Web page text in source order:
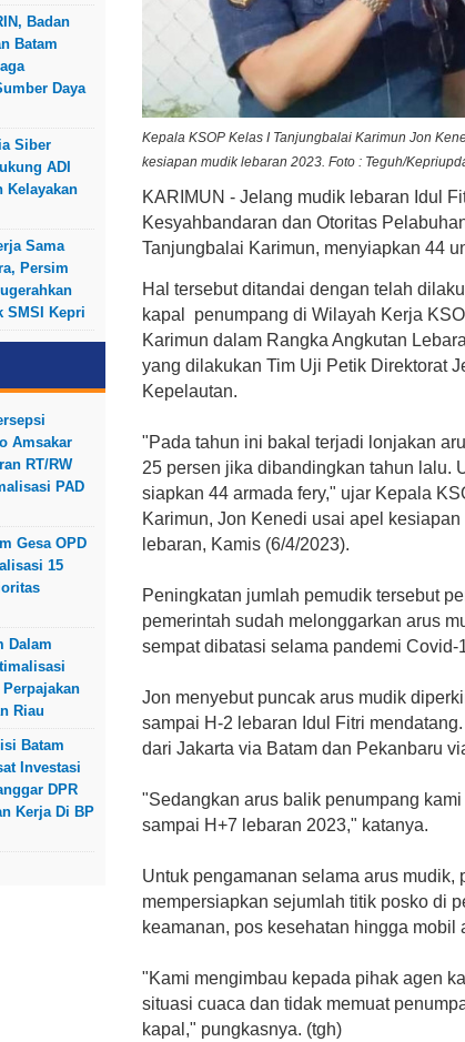
Badan
Batam
Daya
Siber
ADI
Kelayakan
Sama
Persim
SMSI Kepri
Amsakar
RT/RW
PAD
Gesa OPD
15
Dalam
Riau
Batam
Investasi
DPR
Kerja Di BP
Kepala KSOP Kelas I Tanjungbalai Karimun Jon
kesiapan mudik lebaran 2023. Foto : Teguh/
KARIMUN - Jelang mudik lebaran Idul
Kesyahbandaran dan Otoritas
Tanjungbalai Karimun, menyiapkan 44
Hal tersebut ditandai dengan telah
kapal penumpang di Wilayah Kerja
Karimun dalam Rangka Angkutan
yang dilakukan Tim Uji Petik Direktorat
Kepelautan.
"Pada tahun ini bakal terjadi lonjakan
25 persen jika dibandingkan tahun lalu.
siapkan 44 armada fery," ujar Kepala
Karimun, Jon Kenedi usai apel
lebaran, Kamis (6/4/2023).
Peningkatan jumlah pemudik tersebut
pemerintah sudah melonggarkan arus
sempat dibatasi selama pandemi Covid-
Jon menyebut puncak arus mudik
sampai H-2 lebaran Idul Fitri
dari Jakarta via Batam dan Pekanbaru
"Sedangkan arus balik penumpang
sampai H+7 lebaran 2023," katanya.
Untuk pengamanan selama arus mudik,
mempersiapkan sejumlah titik posko di
keamanan, pos kesehatan hingga mobil
"Kami mengimbau kepada pihak agen
situasi cuaca dan tidak memuat
kapal," pungkasnya. (tgh)